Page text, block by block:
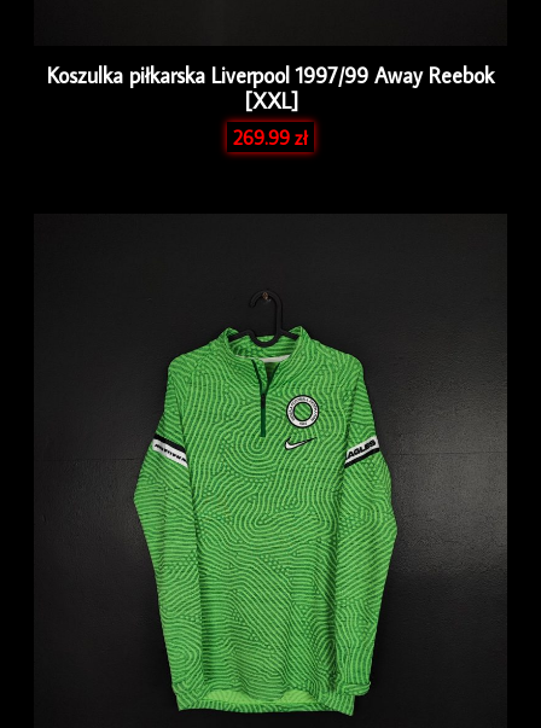
Koszulka piłkarska Liverpool 1997/99 Away Reebok
[XXL]
269.99zł